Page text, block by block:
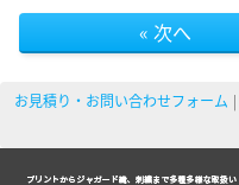
« 次へ
お見積り・お問い合わせフォーム